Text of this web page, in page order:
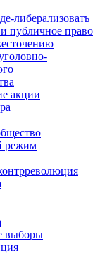
либерализовать
публичное право
акции
режим
выборы